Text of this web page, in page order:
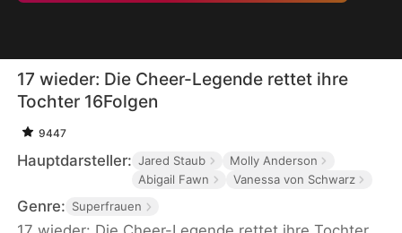
17 wieder: Die Cheer-Legende rettet ihre
Tochter 16Folgen
9447
Hauptdarsteller: Jared Staub
Molly Anderson
Abigail Fawn
Vanessa von Schwarz
Genre: Superfrauen